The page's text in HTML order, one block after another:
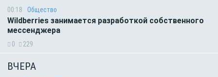
00:18 Общество
Wildberries занимается разработкой собственного
мессенджера
0 229
ВЧЕРА